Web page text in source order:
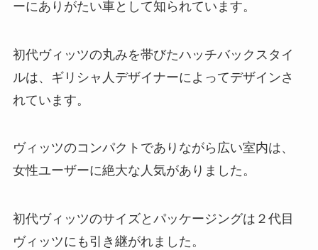
ーにありがたい車として知られています。
初代ヴィッツの丸みを帯びたハッチバックスタイ
ルは、ギリシャ人デザイナーによってデザインさ
れています。
ヴィッツのコンパクトでありながら広い室内は、
女性ユーザーに絶大な人気がありました。
初代ヴィッツのサイズとパッケージングは２代目
ヴィッツにも引き継がれました。